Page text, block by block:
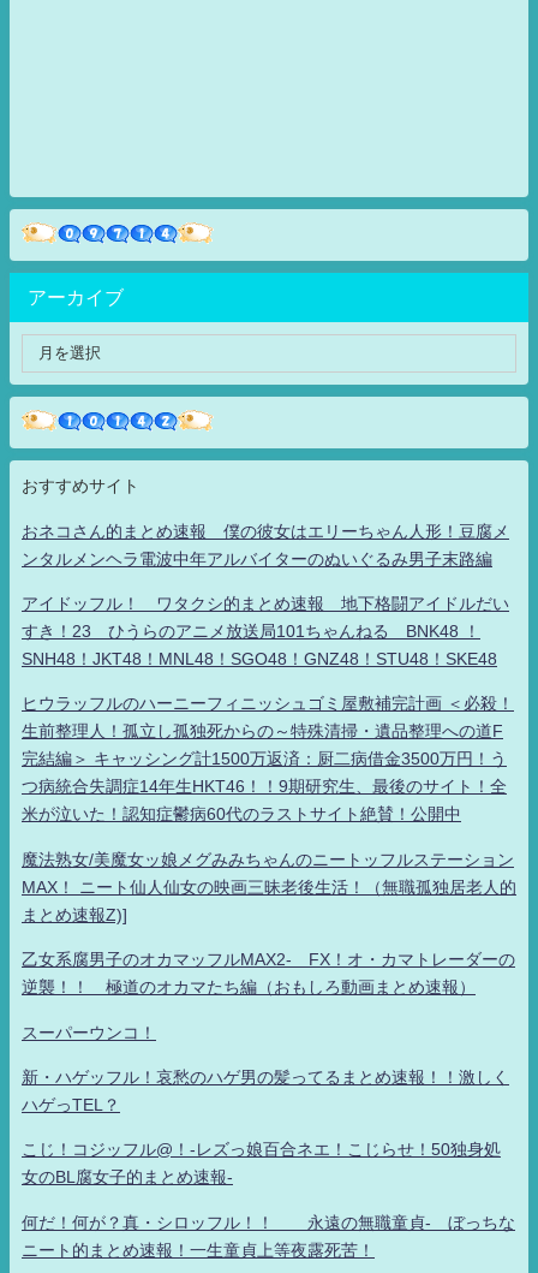
アーカイブ
おすすめサイト
おネコさん的まとめ速報 僕の彼女はエリーちゃん人形！豆腐メ
ンタルメンヘラ電波中年アルバイターのぬいぐるみ男子末路編
アイドッフル！ ワタクシ的まとめ速報 地下格闘アイドルだい
すき！23 ひうらのアニメ放送局101ちゃんねる BNK48 ！
SNH48！JKT48！MNL48！SGO48！GNZ48！STU48！SKE48
ヒウラッフルのハーニーフィニッシュゴミ屋敷補完計画 ＜必殺！
生前整理人！孤立し孤独死からの～特殊清掃・遺品整理への道F
完結編＞ キャッシング計1500万返済：厨二病借金3500万円！う
つ病統合失調症14年生HKT46！！9期研究生、最後のサイト！全
米が泣いた！認知症鬱病60代のラストサイト絶賛！公開中
魔法熟女/美魔女ッ娘メグみみちゃんのニートッフルステーション
MAX！ ニート仙人仙女の映画三昧老後生活！（無職孤独居老人的
まとめ速報Z)]
乙女系腐男子のオカマッフルMAX2- FX！オ・カマトレーダーの
逆襲！！ 極道のオカマたち編（おもしろ動画まとめ速報）
スーパーウンコ！
新・ハゲッフル！哀愁のハゲ男の髪ってるまとめ速報！！激しく
ハゲっTEL？
こじ！コジッフル@！-レズっ娘百合ネエ！こじらせ！50独身処
女のBL腐女子的まとめ速報-
何だ！何が？真・シロッフル！！ 永遠の無職童貞- ぼっちな
ニート的まとめ速報！一生童貞上等夜露死苦！